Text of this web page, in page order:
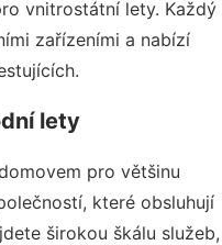
vnitrostátní lety. Každý
zařízeními a nabízí
lety
pro většinu
které obsluhují
širokou škálu služeb,